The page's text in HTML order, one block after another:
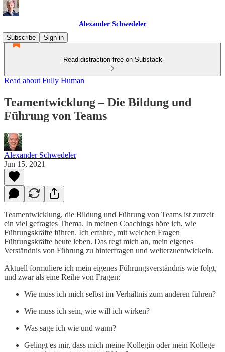
Alexander Schwedeler
Subscribe
Sign in
Read distraction-free on Substack
Read about Fully Human
Teamentwicklung – Die Bildung und
Führung von Teams
Alexander Schwedeler
Jun 15, 2021
Teamentwicklung, die Bildung und Führung von Teams ist zurzeit
ein viel gefragtes Thema. In meinen Coachings höre ich, wie
Führungskräfte führen. Ich erfahre, mit welchen Fragen
Führungskräfte heute leben. Das regt mich an, mein eigenes
Verständnis von Führung zu hinterfragen und weiterzuentwickeln.
Aktuell formuliere ich mein eigenes Führungsverständnis wie folgt,
und zwar als eine Reihe von Fragen:
Wie muss ich mich selbst im Verhältnis zum anderen führen?
Wie muss ich sein, wie will ich wirken?
Was sage ich wie und wann?
Gelingt es mir, dass mich meine Kollegin oder mein Kollege